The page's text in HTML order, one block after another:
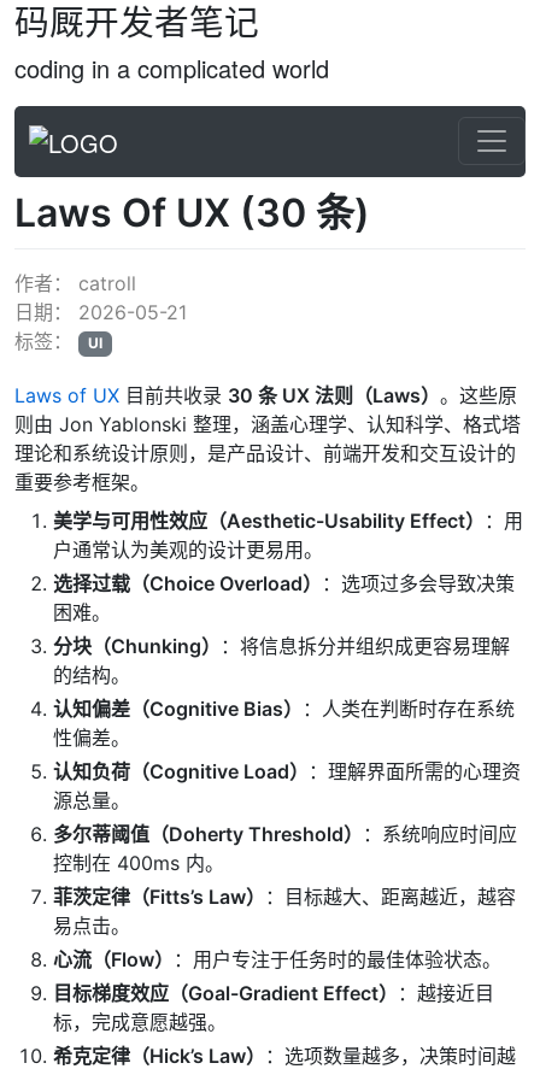
码厩开发者笔记
coding in a complicated world
Laws Of UX (30 条)
作者： catroll
日期： 2026-05-21
标签：
UI
Laws of UX 目前共收录 30 条 UX 法则（Laws） 。这些原
则由 Jon Yablonski 整理，涵盖心理学、认知科学、格式塔
理论和系统设计原则，是产品设计、前端开发和交互设计的
重要参考框架。
美学与可用性效应（Aesthetic-Usability Effect）
：用
户通常认为美观的设计更易用。
选择过载（Choice Overload）
：选项过多会导致决策
困难。
分块（Chunking）
：将信息拆分并组织成更容易理解
的结构。
认知偏差（Cognitive Bias）
：人类在判断时存在系统
性偏差。
认知负荷（Cognitive Load）
：理解界面所需的心理资
源总量。
多尔蒂阈值（Doherty Threshold）
：系统响应时间应
控制在 400ms 内。
菲茨定律（Fitts’s Law）
：目标越大、距离越近，越容
易点击。
心流（Flow）
：用户专注于任务时的最佳体验状态。
目标梯度效应（Goal-Gradient Effect）
：越接近目
标，完成意愿越强。
希克定律（Hick’s Law）
：选项数量越多，决策时间越